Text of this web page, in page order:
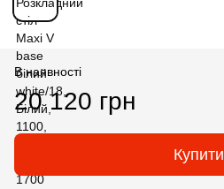
В наявності
20 120 грн
Купити